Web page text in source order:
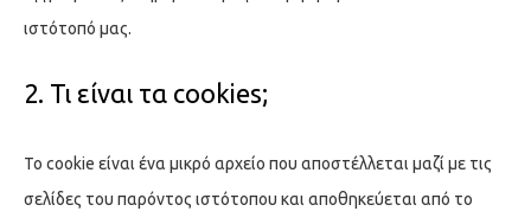
ιστότοπό μας.
2. Τι είναι τα cookies;
Το cookie είναι ένα μικρό αρχείο που αποστέλλεται μαζί με τις
σελίδες του παρόντος ιστότοπου και αποθηκεύεται από το